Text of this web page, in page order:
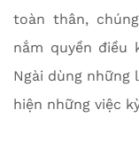
toàn thân,
nắm quyền điều
Ngài dùng những
hiện những việc